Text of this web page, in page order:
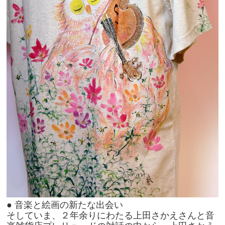
● 音楽と絵画の新たな出会い
そしていま、２年余りにわたる上田さかえさんと音